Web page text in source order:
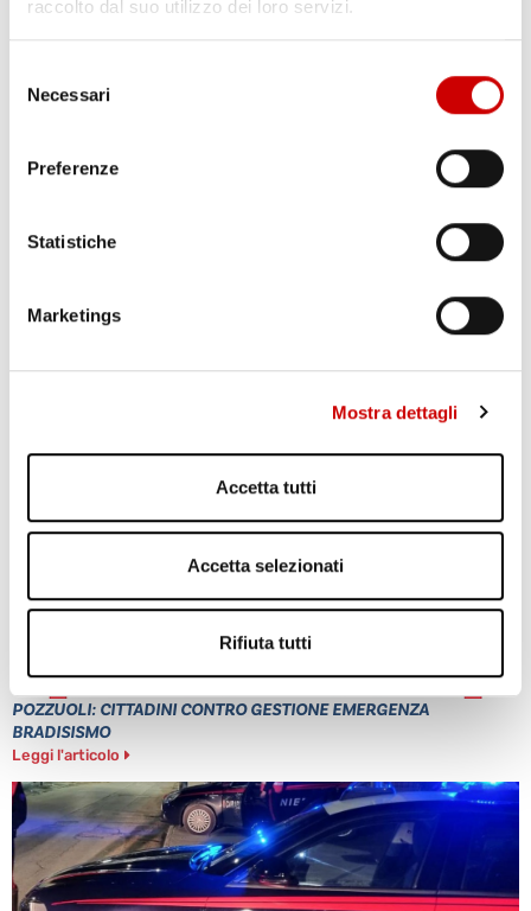
raccolto dal suo utilizzo dei loro servizi.
delNecessari
Preferenze
Statistiche
Marketings
Mostra dettagli
Accetta tutti
Accetta selezionati
Rifiuta tutti
Leggi l'articolo
POZZUOLI: CITTADINI CONTRO GESTIONE EMERGENZA
BRADISISMO
Leggi l'articolo